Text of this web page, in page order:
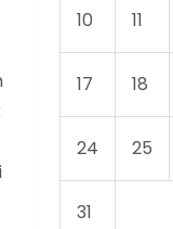
10 11
17 18
24 25
31